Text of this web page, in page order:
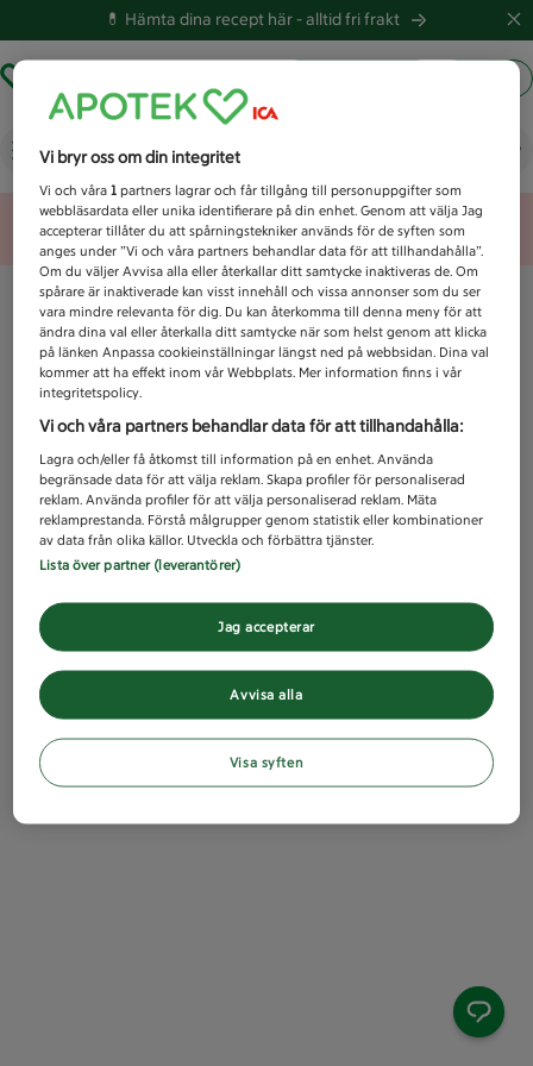
💊 Hämta dina recept här -alltid fri frakt
Vad letar du efter idag?
Unknown error
Vi bryr oss om din integritet
Vi och våra1 partners lagrar och får tillgång till personuppgifter som
webbläsardata eller unika identifierare på din enhet. Genom att välja Jag
accepterar tillåter du att spårningstekniker används för de syften som
anges under ”Vi och våra partners behandlar data för att tillhandahålla”.
Om du väljer Avvisa alla eller återkallar ditt samtycke inaktiveras de. Om
spårare är inaktiverade kan visst innehåll och vissa annonser som du ser
vara mindre relevanta för dig. Du kan återkomma till denna meny för att
ändra dina val eller återkalla ditt samtycke när som helst genom att klicka
på länken Anpassa cookieinställningar längst ned på webbsidan. Dina val
kommer att ha effekt inom vår Webbplats. Mer information finns i vår
integritetspolicy.
Vi och våra partners behandlar data för att tillhandahålla:
Lagra och/eller få åtkomst till information på en enhet. Använda
begränsade data för att välja reklam. Skapa profiler för personaliserad
reklam. Använda profiler för att välja personaliserad reklam. Mäta
reklamprestanda. Förstå målgrupper genom statistik eller kombinationer
av data från olika källor. Utveckla och förbättra tjänster.
Lista över partner (leverantörer)
Avvisa alla
Jag accepterar
Visa syften